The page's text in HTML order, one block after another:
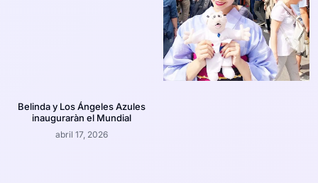
Belinda y Los Ángeles Azules
inauguraràn el Mundial
abril 17, 2026